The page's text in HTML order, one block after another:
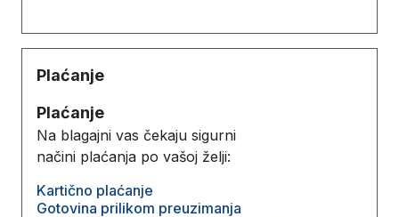
Plaćanje
Plaćanje
Na blagajni vas čekaju sigurni
načini plaćanja po vašoj želji:
Kartično plaćanje
Gotovina prilikom preuzimanja